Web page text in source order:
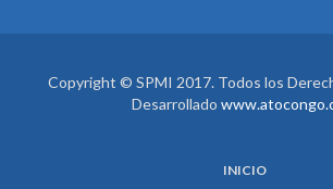
Copyright © SPMI 2017. Todos los
Desarrollado
INICIO